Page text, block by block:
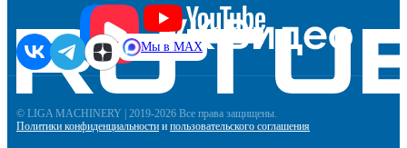
Мы в MAX
© LIGA MACHINERY | 2019-2026 Все права защищены.
Политики конфиденциальности и пользовательского соглашения